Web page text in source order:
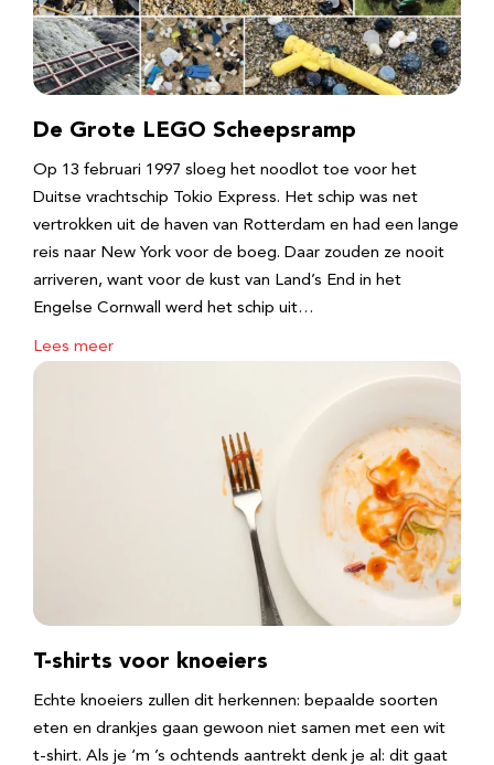
De Grote LEGO Scheepsramp
Op 13 februari 1997 sloeg het noodlot toe voor het
Duitse vrachtschip Tokio Express. Het schip was net
vertrokken uit de haven van Rotterdam en had een lange
reis naar New York voor de boeg. Daar zouden ze nooit
arriveren, want voor de kust van Land’s End in het
Engelse Cornwall werd het schip uit…
Lees meer
T-shirts voor knoeiers
Echte knoeiers zullen dit herkennen: bepaalde soorten
eten en drankjes gaan gewoon niet samen met een wit
t-shirt. Als je ‘m ’s ochtends aantrekt denk je al: dit gaat